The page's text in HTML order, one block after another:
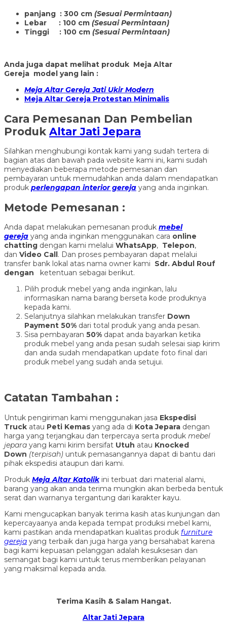
panjang : 300 cm (Sesuai Permintaan)
Lebar : 100 cm (Sesuai Permintaan)
Tinggi : 100 cm (Sesuai Permintaan)
Anda juga dapat melihat produk Meja Altar
Gereja model yang lain :
Meja Altar Gereja Jati Ukir Modern
Meja Altar Gereja Protestan Minimalis
Cara Pemesanan Dan Pembelian
Produk Altar Jati Jepara
Silahkan menghubungi kontak kami yang sudah tertera di
bagian atas dan bawah pada website kami ini, kami sudah
menyediakan beberapa metode pemesanan dan
pembayaran untuk memudahkan anda dalam mendapatkan
produk perlengapan interior gereja yang anda inginkan.
Metode Pemesanan :
Anda dapat melakukan pemesanan produk mebel
gereja yang anda inginkan menggunakan cara online
chatting dengan kami melalui WhatsApp, Telepon,
dan Video Call. Dan proses pembayaran dapat melalui
transfer bank lokal atas nama owner kami Sdr. Abdul Rouf
dengan ketentuan sebagai berikut.
Pilih produk mebel yang anda inginkan, lalu
informasikan nama barang berseta kode produknya
kepada kami.
Selanjutnya silahkan melakukan transfer Down
Payment 50% dari total produk yang anda pesan.
Sisa pembayaran 50% dapat anda bayarkan ketika
produk mebel yang anda pesan sudah selesai siap kirim
dan anda sudah mendapatkan update foto final dari
produk mebel yang sudah anda setujui.
Catatan Tambahan :
Untuk pengiriman kami menggunakan jasa Ekspedisi
Truck atau Peti Kemas yang ada di Kota Jepara dengan
harga yang terjangkau dan terpercaya serta produk mebel
jepara yang kami kirim bersifat Utuh atau Knocked
Down (terpisah) untuk pemasangannya dapat di bantu dari
pihak ekspedisi ataupun dari kami.
Produk Meja Altar Katolikini terbuat dari material alami,
barang yang akan anda terima mungkin akan berbeda bentuk
serat dan warnanya tergantung dari karakter kayu.
Kami mengucapkan banyak terima kasih atas kunjungan dan
kepercayaanya anda kepada tempat produksi mebel kami,
kami pastikan anda mendapatkan kualitas produk furniture
gereja yang terbaik dan juga harga yang bersahabat karena
bagi kami kepuasan pelanggan adalah kesuksesan dan
semangat bagi kami untuk terus memberikan pelayanan
yang maksimal kepada anda.
Terima Kasih & Salam Hangat.
Altar Jati Jepara